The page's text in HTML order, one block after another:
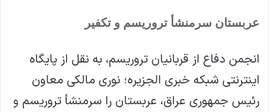
عربستان سرمنشأ تروریسم و تکفیر
انجمن دفاع از قربانیان تروریسم، به نقل از پایگاه
اینترنتی شبکه خبری الجزیره؛ نوری مالکی معاون
رئیس جمهوری عراق، عربستان را سرمنشأ تروریسم و